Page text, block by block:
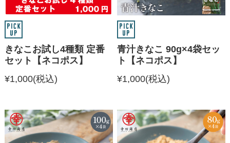
きなこお試し4種類 定番
セット【ネコポス】
¥1,000(税込)
青汁きなこ 90g×4袋セッ
ト【ネコポス】
¥1,000(税込)